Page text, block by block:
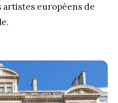
européens de